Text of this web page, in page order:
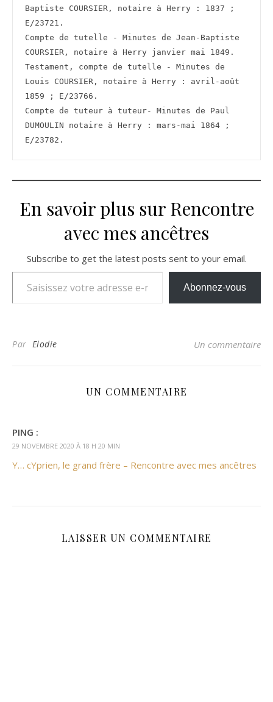
Baptiste COURSIER, notaire à Herry : 1837 ;
E/23721.
Compte de tutelle - Minutes de Jean-Baptiste
COURSIER, notaire à Herry janvier mai 1849.
Testament, compte de tutelle - Minutes de
Louis COURSIER, notaire à Herry : avril-août
1859 ; E/23766.
Compte de tuteur à tuteur- Minutes de Paul
DUMOULIN notaire à Herry : mars-mai 1864 ;
E/23782.
En savoir plus sur Rencontre
avec mes ancêtres
Subscribe to get the latest posts sent to your email.
Saisissez votre adresse e-mail…
Abonnez-vous
Par Elodie Un commentaire
UN COMMENTAIRE
PING :
29 NOVEMBRE 2020 À 18 H 20 MIN
Y… cYprien, le grand frère – Rencontre avec mes ancêtres
LAISSER UN COMMENTAIRE